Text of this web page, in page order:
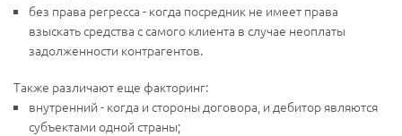
без права регресса - когда посредник не имеет права
взыскать средства с самого клиента в случае неоплаты
задолженности контрагентов.
Также различают еще факторинг:
внутренний - когда и стороны договора, и дебитор являются
субъектами одной страны;